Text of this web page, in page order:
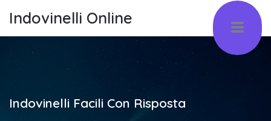
Indovinelli Online
Indovinelli Facili Con Risposta